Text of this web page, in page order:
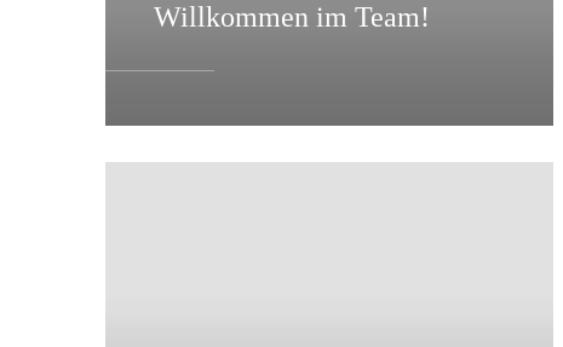
Willkommen im Team!